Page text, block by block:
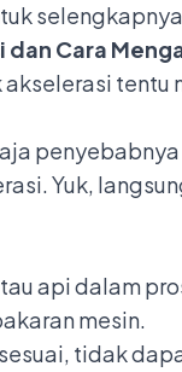
dan Cara
tentu
Yuk,
api dalam
mesin.
tidak